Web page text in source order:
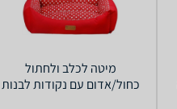
מיטה לכלב ולחתול
כחול/אדום עם נקודות לבנות